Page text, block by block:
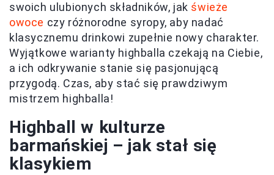
swoich ulubionych składników, jak świeże
owoce czy różnorodne syropy, aby nadać
klasycznemu drinkowi zupełnie nowy charakter.
Wyjątkowe warianty highballa czekają na Ciebie,
a ich odkrywanie stanie się pasjonującą
przygodą. Czas, aby stać się prawdziwym
mistrzem highballa!
Highball w kulturze
barmańskiej – jak stał się
klasykiem